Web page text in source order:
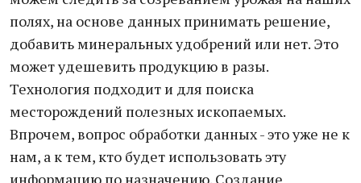
полях, на основе данных принимать решение,
добавить минеральных удобрений или нет. Это
может удешевить продукцию в разы.
Технология подходит и для поиска
месторождений полезных ископаемых.
Впрочем, вопрос обработки данных - это уже не к
нам, а к тем, кто будет использовать эту
информацию по назначению. Создание